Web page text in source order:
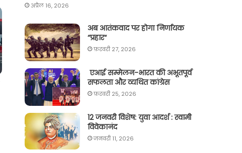
अप्रैल 16, 2026
अब आतंकवाद पर होगा निर्णायक
“प्रहार“
फ़रवरी 27, 2026
एआई सम्मेलन-भारत की अभूतपूर्व
सफलता और व्यथित कांग्रेस
फ़रवरी 25, 2026
12 जनवरी विशेष: युवा आदर्श : स्वामी
विवेकानंद
जनवरी 11, 2026